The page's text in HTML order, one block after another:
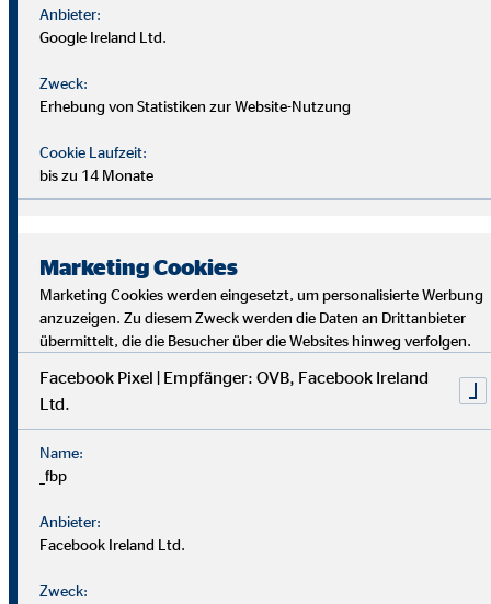
Bei uns findest du Sicherheit, Selbstbestimmung und
Flexibilität. Teamarbeit und Austausch stehen im
Mittelpunkt. Dein Alltag ist vielfältig, da jede*r Kund*in
individuelle Lösungen braucht. Als OVB-Berater*in
unterstützt du Kund*innen, die richtigen finanziellen
Entscheidungen zu treffen.
Anbieter:
Google Ireland Ltd.
Zweck:
Erhebung von Statistiken zur Website-Nutzung
Cookie Laufzeit:
bis zu 14 Monate
Marketing Cookies
Marketing Cookies werden eingesetzt, um personalisierte Werbung
anzuzeigen. Zu diesem Zweck werden die Daten an Drittanbieter
übermittelt, die die Besucher über die Websites hinweg verfolgen.
Facebook Pixel | Empfänger: OVB, Facebook Ireland
Ltd.
Name:
_fbp
Anbieter:
Facebook Ireland Ltd.
Zweck: